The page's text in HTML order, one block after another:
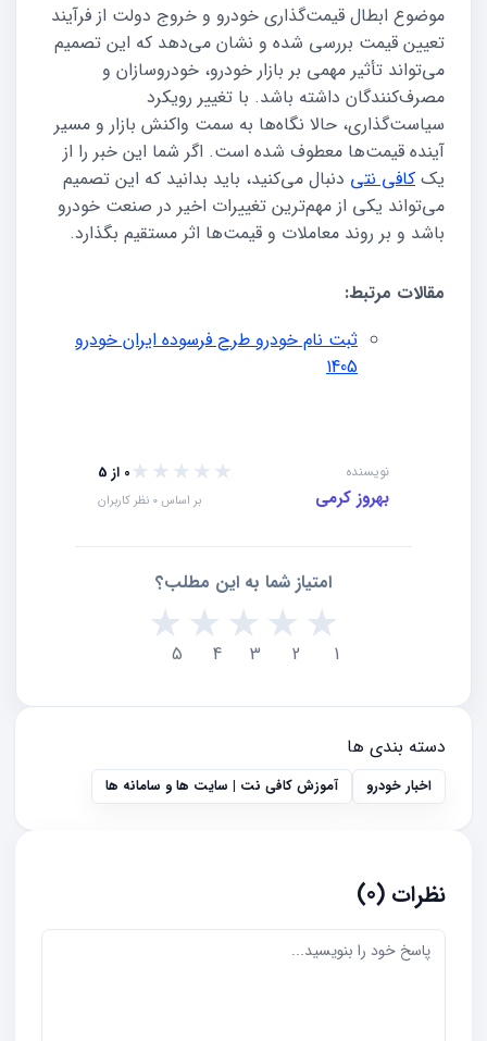
موضوع ابطال قیمت‌گذاری خودرو و خروج دولت از فرآیند
تعیین قیمت بررسی شده و نشان می‌دهد که این تصمیم
می‌تواند تأثیر مهمی بر بازار خودرو، خودروسازان و
مصرف‌کنندگان داشته باشد. با تغییر رویکرد
سیاست‌گذاری، حالا نگاه‌ها به سمت واکنش بازار و مسیر
آینده قیمت‌ها معطوف شده است. اگر شما این خبر را از
یک کافی نتی دنبال می‌کنید، باید بدانید که این تصمیم
می‌تواند یکی از مهم‌ترین تغییرات اخیر در صنعت خودرو
باشد و بر روند معاملات و قیمت‌ها اثر مستقیم بگذارد.
مقالات مرتبط:
ثبت نام خودرو طرح فرسوده ایران خودرو
1405
نویسنده
بهروز کرمی
★★★★★0 از 5
بر اساس 0 نظر کاربران
امتیاز شما به این مطلب؟
★1
★2
★
3
★4
★
5
دسته بندی ها
اخبار خودرو آموزش کافی نت | سایت ها و سامانه ها
نظرات (0)